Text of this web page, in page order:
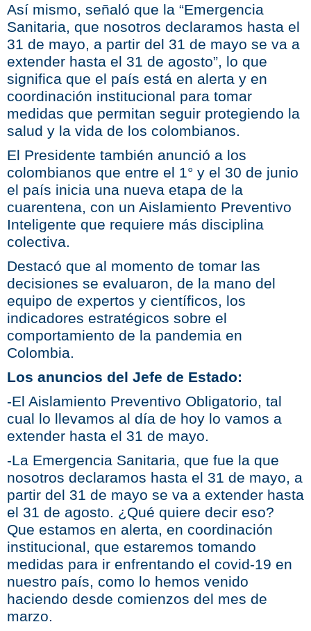
Así mismo, señaló que la “Emergencia
Sanitaria, que nosotros declaramos hasta el
31 de mayo, a partir del 31 de mayo se va a
extender hasta el 31 de agosto”, lo que
significa que el país está en alerta y en
coordinación institucional para tomar
medidas que permitan seguir protegiendo la
salud y la vida de los colombianos.
El Presidente también anunció a los
colombianos que entre el 1° y el 30 de junio
el país inicia una nueva etapa de la
cuarentena, con un Aislamiento Preventivo
Inteligente que requiere más disciplina
colectiva.
Destacó que al momento de tomar las
decisiones se evaluaron, de la mano del
equipo de expertos y científicos, los
indicadores estratégicos sobre el
comportamiento de la pandemia en
Colombia.
Los anuncios del Jefe de Estado:
-El Aislamiento Preventivo Obligatorio, tal
cual lo llevamos al día de hoy lo vamos a
extender hasta el 31 de mayo.
-La Emergencia Sanitaria, que fue la que
nosotros declaramos hasta el 31 de mayo, a
partir del 31 de mayo se va a extender hasta
el 31 de agosto. ¿Qué quiere decir eso?
Que estamos en alerta, en coordinación
institucional, que estaremos tomando
medidas para ir enfrentando el covid-19 en
nuestro país, como lo hemos venido
haciendo desde comienzos del mes de
marzo.